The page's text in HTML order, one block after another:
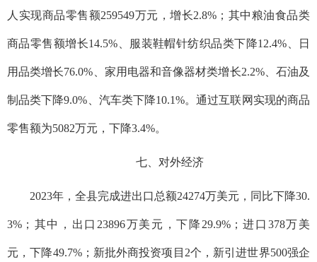
人实现商品零售额259549万元，增长2.8%；其中粮油食品类
商品零售额增长14.5%、服装鞋帽针纺织品类下降12.4%、日
用品类增长76.0%、家用电器和音像器材类增长2.2%、石油及
制品类下降9.0%、汽车类下降10.1%。通过互联网实现的商品
零售额为5082万元，下降3.4%。
七、对外经济
2023年，全县完成进出口总额24274万美元，同比下降30.
3%；其中，出口23896万美元，下降29.9%；进口378万美
元，下降49.7%；新批外商投资项目2个，新引进世界500强企